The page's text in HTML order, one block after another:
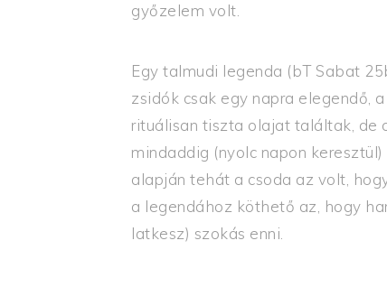
győzelem volt.
Egy talmudi legenda (bT Sabat
zsidók csak egy napra elegendő,
rituálisan tiszta olajat találtak, de
mindaddig (nyolc napon
alapján tehát a csoda az volt,
a legendához köthető az, hogy
latkesz) szokás enni.